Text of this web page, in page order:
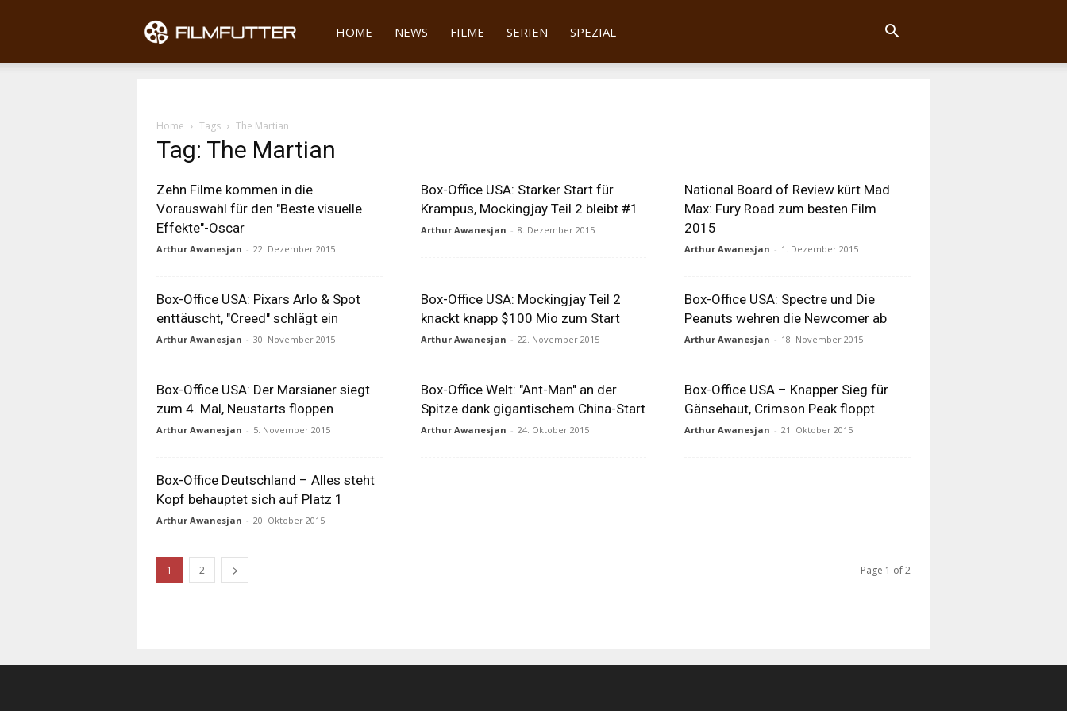
Filmfutter
HOME NEWS FILME SERIEN SPEZIAL
Home Tags The Martian
Tag: The Martian
Zehn Filme kommen in die
Vorauswahl für den "Beste visuelle
Effekte"-Oscar
Arthur Awanesjan - 22. Dezember 2015
Box-Office USA: Starker Start für
Krampus, Mockingjay Teil 2 bleibt #1
Arthur Awanesjan - 8. Dezember 2015
National Board of Review kürt Mad
Max: Fury Road zum besten Film
2015
Arthur Awanesjan - 1. Dezember 2015
Box-Office USA: Pixars Arlo & Spot
enttäuscht, "Creed" schlägt ein
Arthur Awanesjan - 30. November 2015
Box-Office USA: Mockingjay Teil 2
knackt knapp $100 Mio zum Start
Arthur Awanesjan - 22. November 2015
Box-Office USA: Spectre und Die
Peanuts wehren die Newcomer ab
Arthur Awanesjan - 18. November 2015
Box-Office USA: Der Marsianer siegt
zum 4. Mal, Neustarts floppen
Arthur Awanesjan - 5. November 2015
Box-Office Welt: "Ant-Man" an der
Spitze dank gigantischem China-Start
Arthur Awanesjan - 24. Oktober 2015
Box-Office USA – Knapper Sieg für
Gänsehaut, Crimson Peak floppt
Arthur Awanesjan - 21. Oktober 2015
Box-Office Deutschland – Alles steht
Kopf behauptet sich auf Platz 1
Arthur Awanesjan - 20. Oktober 2015
1 2 Page 1 of 2